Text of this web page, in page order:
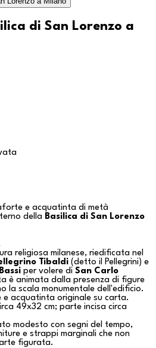
di San Lorenzo a
e acquatinta di metà
della Basilica di San Lorenzo
religiosa milanese, riedificata nel
Tibaldi (detto il Pellegrini) e
per volere di San Carlo
è animata dalla presenza di figure
la scala monumentale dell'edificio.
acquatinta originale su carta.
49x32 cm; parte incisa circa
modesto con segni del tempo,
e strappi marginali che non
figurata.